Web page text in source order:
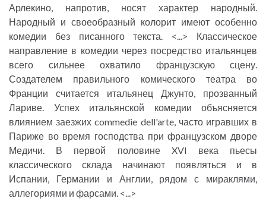
Арлекино, напротив, носят характер народный.
Народный и своеобразный колорит имеют особенно
комедии без писанного текста. <...> Классическое
направление в комедии через посредство итальянцев
всего сильнее охватило французскую сцену.
Создателем правильного комического театра во
Франции считается итальянец Джунто, прозванный
Лариве. Успех итальянской комедии объясняется
влиянием заезжих commedie dell'arte, часто игравших в
Париже во время господства при французском дворе
Медичи. В первой половине XVI века пьесы
классического склада начинают появляться и в
Испании, Германии и Англии, рядом с мираклями,
аллегориями и фарсами. <...>